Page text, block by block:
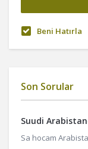
Beni Hatırla
Son Sorular
Suudi
Sa hocam